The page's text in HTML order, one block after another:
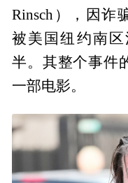
Rinsch），因诈
被美国纽约南
半。其整个事件
一部电影。